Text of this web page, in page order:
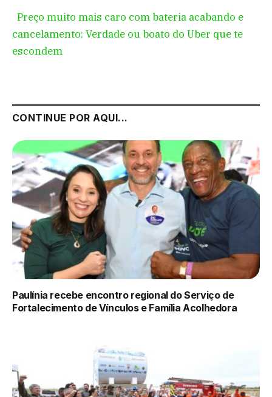
Preço muito mais caro com bateria acabando e
cancelamento: Verdade ou boato do Uber que te
escondem
CONTINUE POR AQUI...
Paulínia recebe encontro regional do Serviço de
Fortalecimento de Vínculos e Família Acolhedora